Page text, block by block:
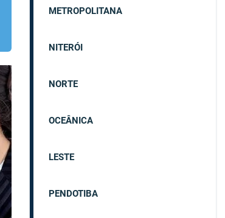
METROPOLITANA
NITERÓI
NORTE
OCEÂNICA
LESTE
PENDOTIBA